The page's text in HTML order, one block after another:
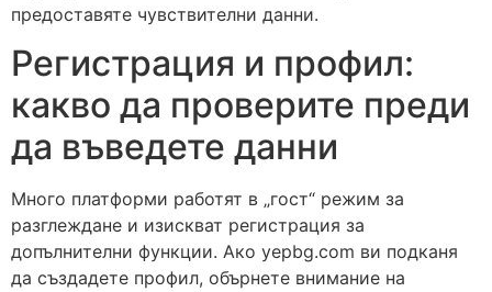
предоставяте чувствителни данни.
Регистрация и профил:
какво да проверите преди
да въведете данни
Много платформи работят в „гост“ режим за
разглеждане и изискват регистрация за
допълнителни функции. Ако yepbg.com ви подканя
да създадете профил, обърнете внимание на